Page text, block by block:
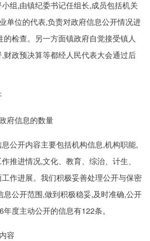
组,由镇纪委书记任组长,成员包括机关
单位的代表,负责对政府信息公开情况进
的检查。另一方面镇政府自觉接受镇人
财政预决算等都经人民代表大会通过后
府信息的数量
公开内容主要包括机构信息,机构职能,
推进情况,文化、教育、综治、计生、
作进展。我们积极妥善处理公开与保密
息公开范围,做到积极稳妥,及时准确,公开
度主动公开的信息有122条。
容